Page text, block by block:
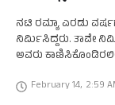
ನಟಿ ರಮ್ಯಾ ಎರಡು
ನಿರ್ಮಿಸಿದ್ದರು. ತಾವೇ
ಅವರು
February 14, 2:59